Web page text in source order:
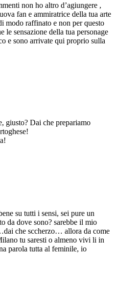
non ho altro d’agiungere ,
fan e ammiratrice della tua arte
modo raffinato e non per questo
le sensazione della tua personage
e sono arrivate qui proprio sulla
giusto? Dai che prepariamo
su tutti i sensi, sei pure un
da dove sono? sarebbe il mio
che sccherzo… allora da come
tu saresti o almeno vivi li in
parola tutta al feminile, io